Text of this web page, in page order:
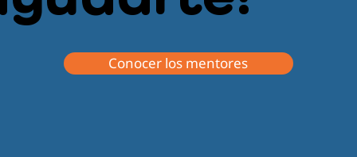
Conocer los mentores